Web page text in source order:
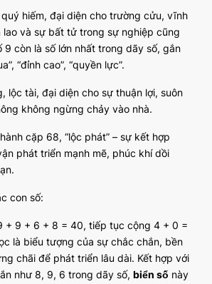
hiếm, đại diện cho trường cửu, vĩnh
lao và sự bất tử trong sự nghiệp cũng
9 còn là số lớn nhất trong dãy số, gắn
“đỉnh cao”, “quyền lực”.
lộc tài, đại diện cho sự thuận lợi, suôn
không ngừng chảy vào nhà.
cặp 68, “lộc phát” – sự kết hợp
phát triển mạnh mẽ, phúc khí dồi
con số:
+ 9 + 6 + 8 = 40, tiếp tục cộng 4 + 0 =
là biểu tượng của sự chắc chắn, bền
chãi để phát triển lâu dài. Kết hợp với
như 8, 9, 6 trong dãy số, biển số này